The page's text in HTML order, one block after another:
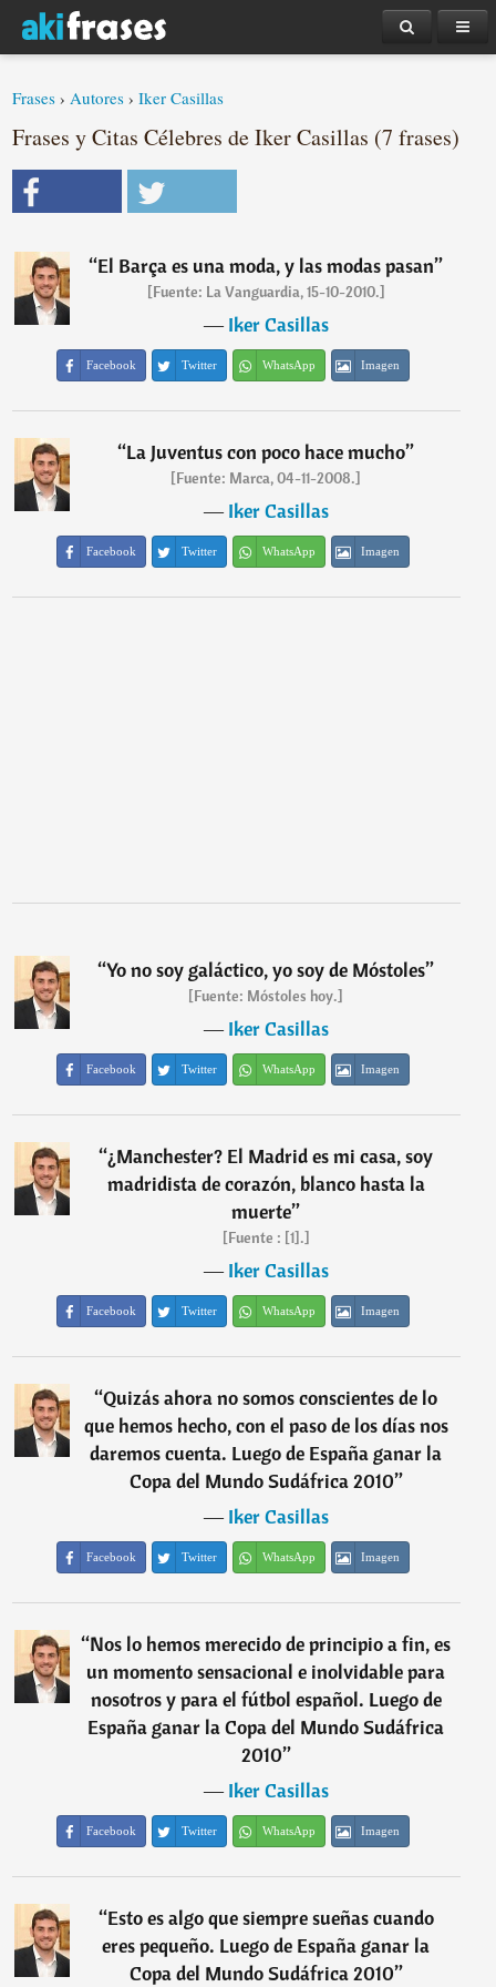
Frases ›Autores ›Iker Casillas
Frases y Citas Célebres de Iker Casillas (7 frases)
“El Barça es una moda, y las modas pasan”
[Fuente: La Vanguardia, 15-10-2010.]
―Iker Casillas
Facebook Twitter WhatsApp Imagen
“La Juventus con poco hace mucho”
[Fuente: Marca, 04-11-2008.]
―Iker Casillas
Facebook Twitter WhatsApp Imagen
“Yo no soy galáctico, yo soy de Móstoles”
[Fuente: Móstoles hoy.]
―Iker Casillas
Facebook Twitter WhatsApp Imagen
“¿Manchester? El Madrid es mi casa, soy
madridista de corazón, blanco hasta la
muerte”
[Fuente : [1].]
―Iker Casillas
Facebook Twitter WhatsApp Imagen
“Quizás ahora no somos conscientes de lo
que hemos hecho, con el paso de los días nos
daremos cuenta. Luego de España ganar la
Copa del Mundo Sudáfrica 2010”
―Iker Casillas
Facebook Twitter WhatsApp Imagen
“Nos lo hemos merecido de principio a fin, es
un momento sensacional e inolvidable para
nosotros y para el fútbol español. Luego de
España ganar la Copa del Mundo Sudáfrica
2010”
―Iker Casillas
Facebook Twitter WhatsApp Imagen
“Esto es algo que siempre sueñas cuando
eres pequeño. Luego de España ganar la
Copa del Mundo Sudáfrica 2010”